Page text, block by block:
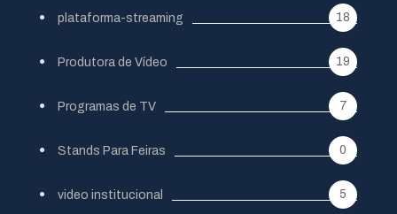
plataforma-streaming 18
Produtora de Vídeo 19
Programas de TV 7
Stands Para Feiras 0
video institucional 5